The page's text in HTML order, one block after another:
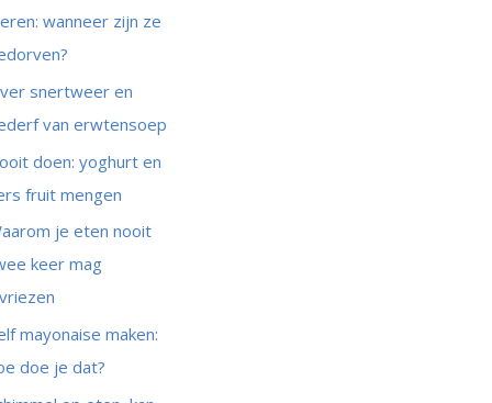
wanneer zijn ze
snertweer en
van erwtensoep
doen: yoghurt en
fruit mengen
je eten nooit
keer mag
mayonaise maken:
doe je dat?